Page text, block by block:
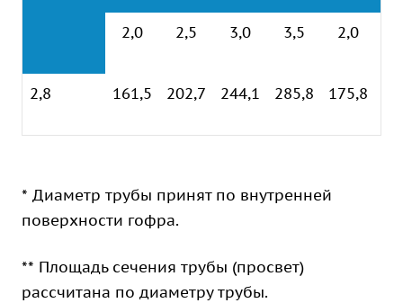
2,0 2,5 3,0 3,5 2,0
2,8 161,5 202,7 244,1 285,8 175,8
* Диаметр трубы принят по внутренней
поверхности гофра.
** Площадь сечения трубы (просвет)
рассчитана по диаметру трубы.